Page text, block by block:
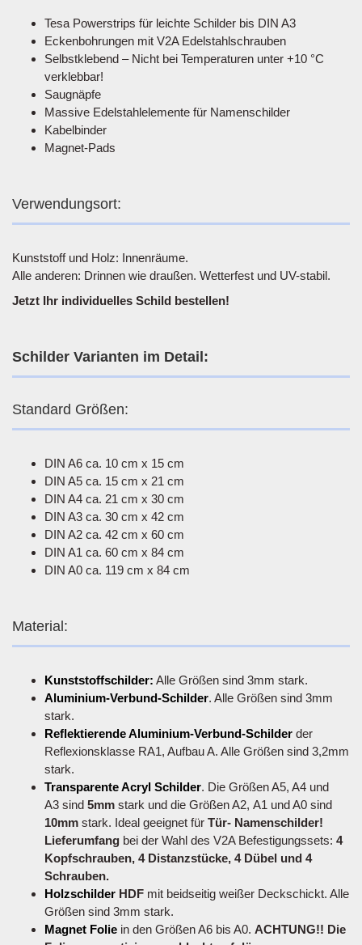
Tesa Powerstrips für leichte Schilder bis DIN A3
Eckenbohrungen mit V2A Edelstahlschrauben
Selbstklebend – Nicht bei Temperaturen unter +10 °C
verklebbar!
Saugnäpfe
Massive Edelstahlelemente für Namenschilder
Kabelbinder
Magnet-Pads
Verwendungsort:
Kunststoff und Holz: Innenräume.
Alle anderen: Drinnen wie draußen. Wetterfest und UV-stabil.
Jetzt Ihr individuelles Schild bestellen!
Schilder Varianten im Detail:
Standard Größen:
DIN A6 ca. 10 cm x 15 cm
DIN A5 ca. 15 cm x 21 cm
DIN A4 ca. 21 cm x 30 cm
DIN A3 ca. 30 cm x 42 cm
DIN A2 ca. 42 cm x 60 cm
DIN A1 ca. 60 cm x 84 cm
DIN A0 ca. 119 cm x 84 cm
Material:
Kunststoffschilder: Alle Größen sind 3mm stark.
Aluminium-Verbund-Schilder. Alle Größen sind 3mm
stark.
Reflektierende Aluminium-Verbund-Schilder der
Reflexionsklasse RA1, Aufbau A. Alle Größen sind 3,2mm
stark.
Transparente Acryl Schilder. Die Größen A5, A4 und
A3 sind 5mm stark und die Größen A2, A1 und A0 sind
10mm stark. Ideal geeignet für Tür- Namenschilder!
Lieferumfang bei der Wahl des V2A Befestigungssets: 4
Kopfschrauben, 4 Distanzstücke, 4 Dübel und 4
Schrauben.
Holzschilder HDF mit beidseitig weißer Deckschickt. Alle
Größen sind 3mm stark.
Magnet Folie in den Größen A6 bis A0. ACHTUNG!! Die